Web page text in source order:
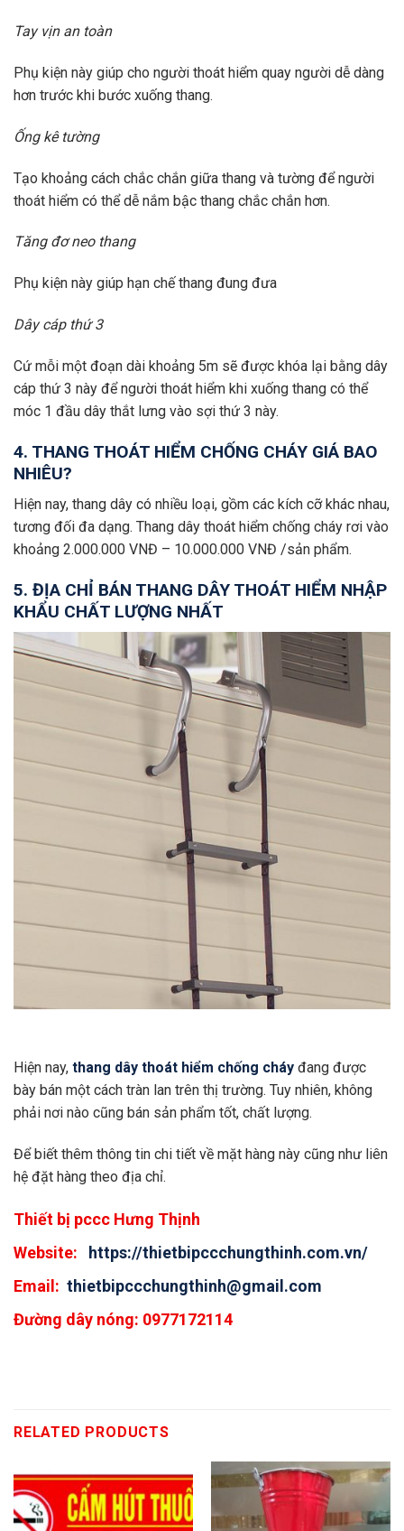
Tay vịn an toàn
Phụ kiện này giúp cho người thoát hiểm quay người dễ dàng
hơn trước khi bước xuống thang.
Ống kê tường
Tạo khoảng cách chắc chắn giữa thang và tường để người
thoát hiểm có thể dễ nắm bậc thang chắc chắn hơn.
Tăng đơ neo thang
Phụ kiện này giúp hạn chế thang đung đưa
Dây cáp thứ 3
Cứ mỗi một đoạn dài khoảng 5m sẽ được khóa lại bằng dây
cáp thứ 3 này để người thoát hiểm khi xuống thang có thể
móc 1 đầu dây thắt lưng vào sợi thứ 3 này.
4. THANG THOÁT HIỂM CHỐNG CHÁY GIÁ BAO
NHIÊU?
Hiện nay, thang dây có nhiều loại, gồm các kích cỡ khác nhau,
tương đối đa dạng. Thang dây thoát hiểm chống cháy rơi vào
khoảng 2.000.000 VNĐ – 10.000.000 VNĐ /sản phẩm.
5. ĐỊA CHỈ BÁN THANG DÂY THOÁT HIỂM NHẬP
KHẨU CHẤT LƯỢNG NHẤT
Hiện nay, thang dây thoát hiểm chống cháy đang được
bày bán một cách tràn lan trên thị trường. Tuy nhiên, không
phải nơi nào cũng bán sản phẩm tốt, chất lượng.
Để biết thêm thông tin chi tiết về mặt hàng này cũng như liên
hệ đặt hàng theo địa chỉ.
Thiết bị pccc Hưng Thịnh
Website:
https://thietbipccchungthinh.com.vn/
Email: thietbipccchungthinh@gmail.com
Đường dây nóng: 0977172114
RELATED PRODUCTS